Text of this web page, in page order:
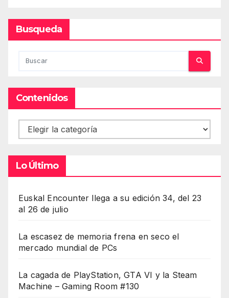
Busqueda
Contenidos
Contenidos
Lo Último
Euskal Encounter llega a su edición 34, del 23
al 26 de julio
La escasez de memoria frena en seco el
mercado mundial de PCs
La cagada de PlayStation, GTA VI y la Steam
Machine – Gaming Room #130